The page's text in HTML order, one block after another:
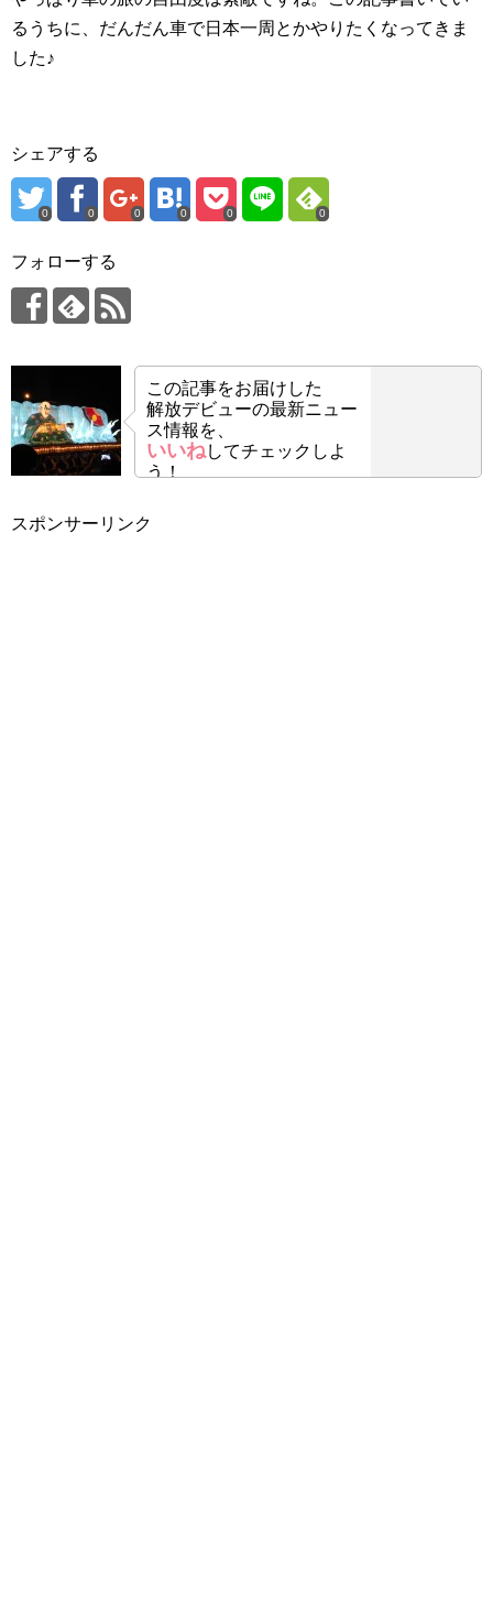
るうちに、だんだん車で日本一周とかやりたくなってきま
した♪
シェアする
0 0 0 0 0 0
フォローする
この記事をお届けした
解放デビューの最新ニュー
ス情報を、
いいねしてチェックしよ
う！
スポンサーリンク